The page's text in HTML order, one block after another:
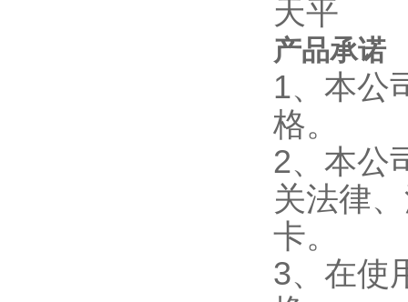
产品承诺
1、本公
格。
2、本公
关法律
卡。
3、在使